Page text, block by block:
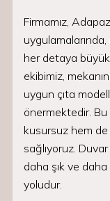
Firmamız,
her detaya
ekibimiz,
uygun çıta
önermektedir.
kusursuz hem
sağlıyoruz. Duvar
daha şık ve
yoludur.